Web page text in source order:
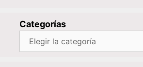
Categorías